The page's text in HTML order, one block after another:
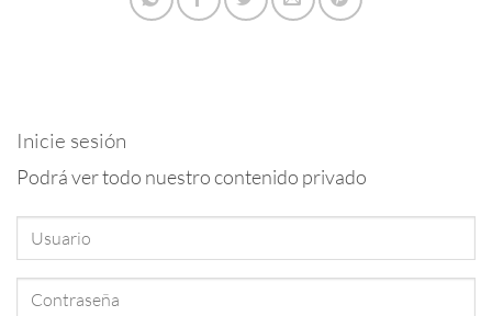
Inicie sesión
Podrá ver todo nuestro contenido privado